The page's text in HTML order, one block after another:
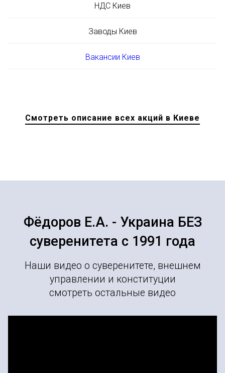
НДС Киев
Заводы Киев
Вакансии Киев
Смотреть описание всех акций в Киеве
Фёдоров Е.А. - Украина БЕЗ
суверенитета с 1991 года
Наши видео о суверенитете, внешнем
управлении и конституции
смотреть остальные видео